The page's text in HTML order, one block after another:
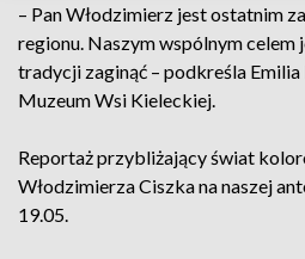
– Pan Włodzimierz jest ostatnim
regionu. Naszym wspólnym
tradycji zaginąć – podkreśla
Muzeum Wsi Kieleckiej.
Reportaż przybliżający świat
Włodzimierza Ciszka na naszej
19.05.